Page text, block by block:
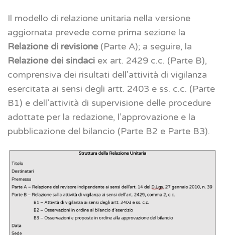
Il modello di relazione unitaria nella versione
aggiornata prevede come prima sezione la
Relazione di revisione(Parte A); a seguire, la
Relazione dei sindaci ex art. 2429 c.c. (Parte B),
comprensiva dei risultati dell’attività di vigilanza
esercitata ai sensi degli artt. 2403 e ss. c.c. (Parte
B1) e dell’attività di supervisione delle procedure
adottate per la redazione, l’approvazione e la
pubblicazione del bilancio (Parte B2 e Parte B3).